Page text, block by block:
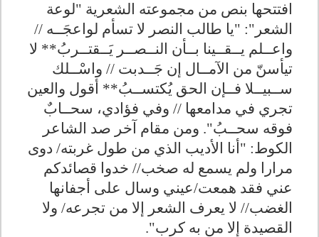
افتتحها بنص من مجموعته الشعرية "لوعة
الشعر": "يا طالب النصر لا تسأم لواعجَــه //
واعــلم يــقــينا بــأن النــصــر يَــقتــربُ** لا
تيأسنّ من الآمــال إن جَــدبت // واسْــلك
ســبيــلا فــإن الحق يُكتســبُ** أقول والعين
تجري في مدامعها // وفي فؤادي، سحــابٌ
فوقه سحــبُ". ومن مقام آخر صد الشاعر
الكوط: "أنا الأديب الذي من طول غربته/ دوى
مرارا ولم يسمع له صخب// خدوا قصائدكم
عني فقد همعت/عيني وسال على أجفانها
الغضب// لا يعرف الشعر إلا من تجرعه/ ولا
القصيدة إلا من به كرب".